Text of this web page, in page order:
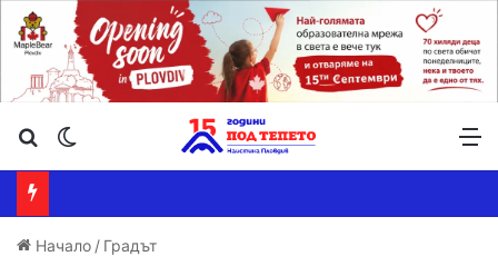
Търсене ...
Начало / Градът